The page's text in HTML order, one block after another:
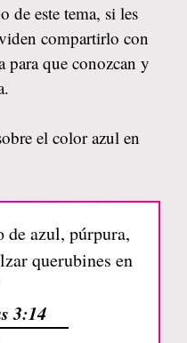
de este tema, si les
compartirlo con
para que conozcan y
el color azul en
azul, púrpura,
querubines en
3:14